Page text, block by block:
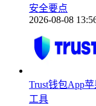
安全要点
2026-08-08
Trust钱包App
工具